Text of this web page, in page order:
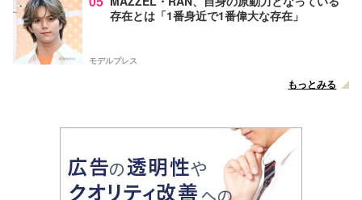
存在とは「1番身近で1番偉大な存在」
モデルプレス
もっとみる